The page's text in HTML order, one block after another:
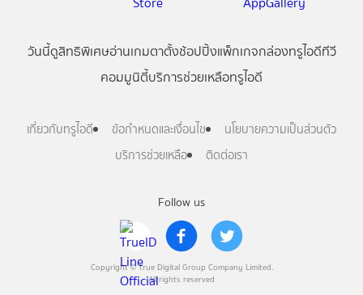
Follow us
Copyright © True Digital Group Company Limited.
All rights reserved
วันนี้ดูสิทธิพิเศษอ่านเกมตาตั้งช้อปปิ้งแพ็กเกจกล่องทรูไอดีทีวี
คอมมูนิตี้บริการช่วยเหลือทรูไอดี
เกี่ยวกับทรูไอดี ข้อกำหนดและเงื่อนไข
นโยบายความเป็นส่วนตัว
บริการช่วยเหลือ
ติดต่อเรา